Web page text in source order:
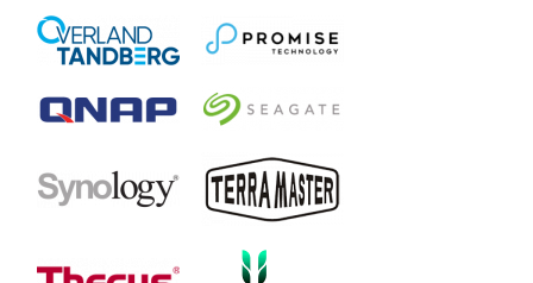
WDBVKW0000NCH
WDBVBZ0160JCH
WDBVBZ0120JCH
WDBVBZ0120JCH-EESN